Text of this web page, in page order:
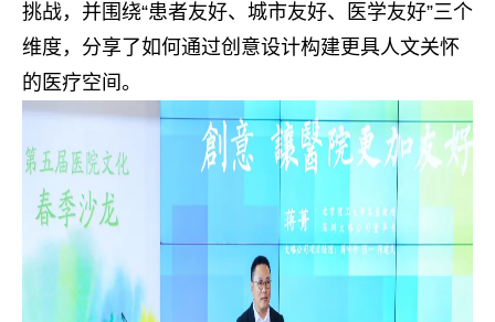
挑战，并围绕“患者友好、城市友好、医学友好”三个
维度，分享了如何通过创意设计构建更具人文关怀
的医疗空间。